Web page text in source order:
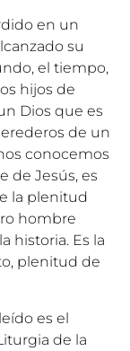
en un
su
el tiempo,
hijos de
Dios que es
de un
conocemos
de Jesús, es
la plenitud
hombre
historia. Es la
plenitud de
es el
de la